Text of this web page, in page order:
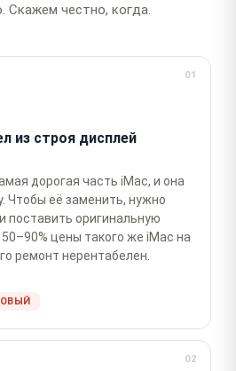
Скажем честно, когда.
01
из строя дисплей
дорогая часть iMac, и она
Чтобы её заменить, нужно
поставить оригинальную
цены такого же iMac на
ремонт нерентабелен.
02